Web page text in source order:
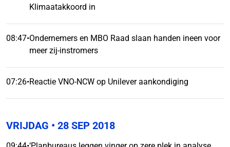
Klimaatakkoord in
08:47•Ondernemers en MBO Raad slaan handen ineen voor
meer zij-instromers
07:26•Reactie VNO-NCW op Unilever aankondiging
VRIJDAG • 28 SEP 2018